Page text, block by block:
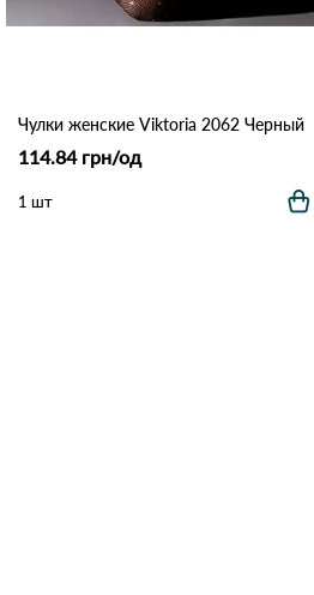
Чулки женские Viktoria 2062 Черный
114.84 грн/од
1 шт